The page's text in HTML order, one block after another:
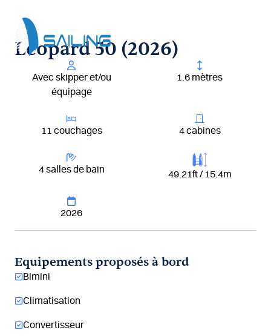
contenu
Leopard 50 (2026)
Avec skipper et/ou
équipage
1.6 mètres
11 couchages 4 cabines
4 salles de bain 49.21ft / 15.4m
2026
Equipements proposés à bord
Bimini
Climatisation
Convertisseur